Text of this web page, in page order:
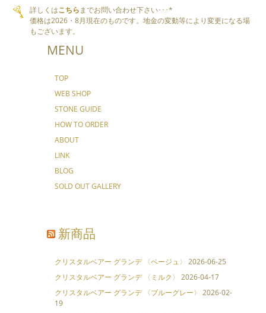
詳しくはこちらまでお問い合わせ下さい･･･*
価格は2026・8月現在のものです。地金の変動等により変更になる場
もございます。
MENU
TOP
WEB SHOP
STONE GUIDE
HOW TO ORDER
ABOUT
LINK
BLOG
SOLD OUT GALLERY
新商品
クリスタルベアー グランデ 〈ベージュ〉
2026-06-25
クリスタルベアー グランデ 〈ミルク〉
2026-04-17
クリスタルベアー グランデ 〈ブルーグレー〉
2026-02-
19